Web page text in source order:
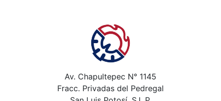
Av. Chapultepec N° 1145
Fracc. Privadas del Pedregal